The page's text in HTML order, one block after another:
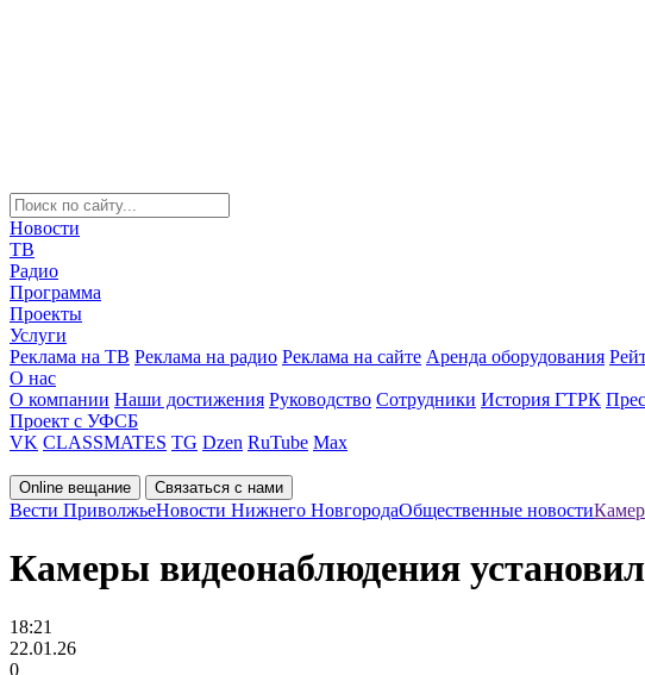
Новости
ТВ
Радио
Программа
Проекты
Услуги
Реклама на ТВ Реклама на радио Реклама на сайте Аренда оборудования
О нас
О компании Наши достижения Руководство Сотрудники История ГТРК
Проект с УФСБ
VK CLASSMATES TG Dzen RuTube Max
Online вещание Связаться с нами
Вести ПриволжьеНовости Нижнего НовгородаОбщественные новости
Камеры видеонаблюдения
18:21
22.01.26
0